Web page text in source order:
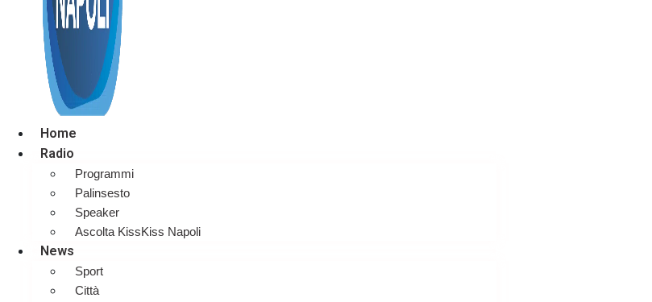
Home
Radio
Programmi
Palinsesto
Speaker
Ascolta KissKiss Napoli
News
Sport
Città